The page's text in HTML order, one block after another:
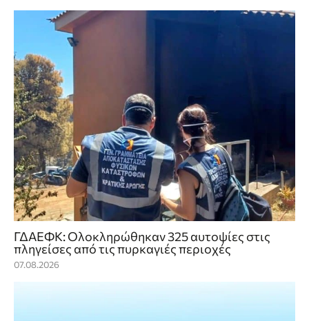
ΓΔΑΕΦΚ: Ολοκληρώθηκαν 325 αυτοψίες στις
πληγείσες από τις πυρκαγιές περιοχές
07.08.2026